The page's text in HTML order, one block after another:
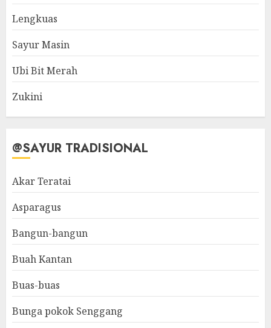
Lengkuas
Sayur Masin
Ubi Bit Merah
Zukini
@SAYUR TRADISIONAL
Akar Teratai
Asparagus
Bangun-bangun
Buah Kantan
Buas-buas
Bunga pokok Senggang